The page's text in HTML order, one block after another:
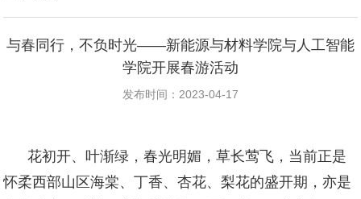
与春同行，不负时光——新能源与材料学院与人工智能
学院开展春游活动
发布时间：2023-04-17
花初开、叶渐绿，春光明媚，草长莺飞， 当前正是
怀柔西部山区海棠、丁香、杏花、梨花的盛开期，亦是